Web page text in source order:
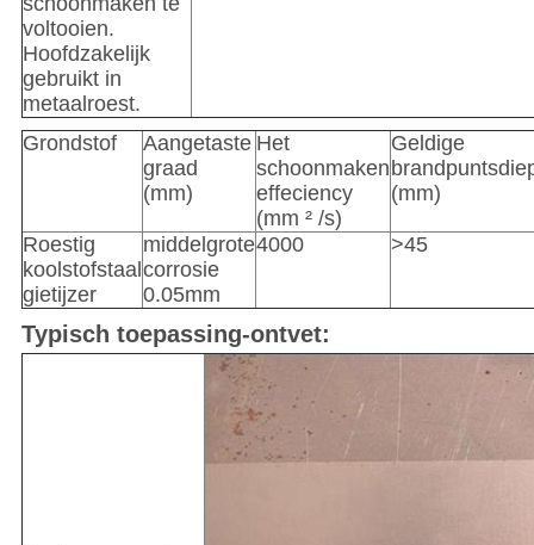
voltooien.
Hoofdzakelijk
gebruikt in
metaalroest.
Grondstof
Aangetaste
graad
(mm)
Het
schoonmaken
effeciency
(mm ² /s)
Geldige
(mm)
Roestig
koolstofstaal
gietijzer
middelgrote
corrosie
0.05mm
4000 >45
Typisch toepassing-ontvet: